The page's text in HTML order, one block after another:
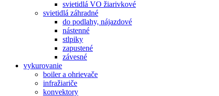
svietidlá VO žiarivkové
svietidlá záhradné
do podlahy, nájazdové
nástenné
stlpiky
zapustené
závesné
vykurovanie
boiler a ohrievače
infražiariče
konvektory